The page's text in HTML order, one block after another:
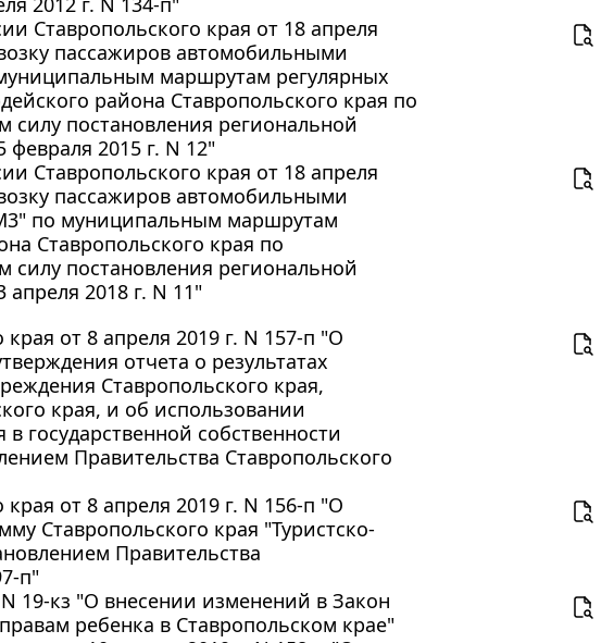
Ставропольского края от 18 апреля
пассажиров автомобильными
маршрутам регулярных
района Ставропольского края по
постановления региональной
2015 г. N 12"
Ставропольского края от 18 апреля
пассажиров автомобильными
по муниципальным маршрутам
Ставропольского края по
постановления региональной
2018 г. N 11"
от 8 апреля 2019 г. N 157-п "О
отчета о результатах
Ставропольского края,
края, и об использовании
государственной собственности
Правительства Ставропольского
от 8 апреля 2019 г. N 156-п "О
Ставропольского края "Туристско-
Правительства
п"
19-кз "О внесении изменений в Закон
ребенка в Ставропольском крае"